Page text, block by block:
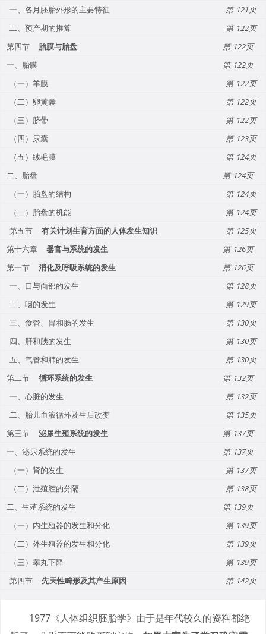
一、各月胚胎外形的主要特征
121
二、预产期的推算
122
第四节
胎膜与胎盘
122
一、胎膜
122
（一）羊膜
122
（二）卵黄囊
122
（三）脐带
122
（四）尿囊
123
（五）绒毛膜
124
二、胎盘
124
（一）胎盘的结构
124
（二）胎盘的机能
124
第五节
有关计划生育方面的人体发生知识
125
第十六章
器官与系统的发生
126
第一节
消化及呼吸系统的发生
126
一、口与面部的发生
128
二、咽的发生
129
三、食管、胃和肠的发生
130
四、肝和胰的发生
130
五、气管和肺的发生
130
第二节
循环系统的发生
132
一、心脏的发生
132
二、胎儿血液循环及生后改变
135
第三节
泌尿生殖系统的发生
137
一、泌尿系统的发生
137
（一）肾的发生
137
（二）泄殖腔的分隔
138
二、生殖系统的发生
139
（一）内生殖器的发生和分化
139
（二）外生殖器的发生和分化
139
（三）睾丸下降
139
第四节
先天性畸形及其产生原因 142
1977《人体组织胚胎学》由于是年代较久的资料都绝